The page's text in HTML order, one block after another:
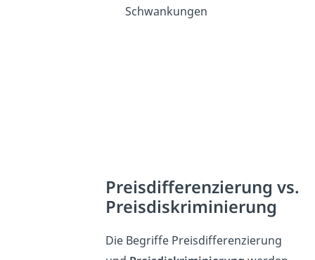
Schwankungen
Preisdifferenzierung vs.
Preisdiskriminierung
Die Begriffe Preisdifferenzierung